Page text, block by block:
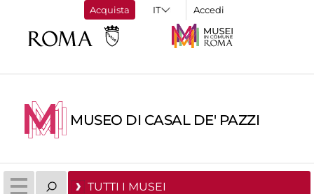
Acquista Accedi
MUSEO DI CASAL DE' PAZZI
TUTTI I MUSEI